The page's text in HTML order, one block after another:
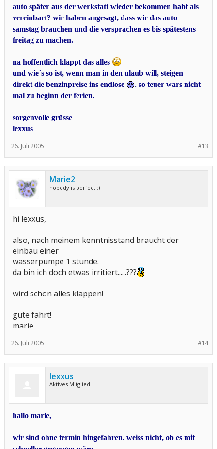
auto später aus der werkstatt wieder bekommen habt als
vereinbart? wir haben angesagt, dass wir das auto
samstag brauchen und die versprachen es bis spätestens
freitag zu machen.
na hoffentlich klappt das alles
und wie´s so ist, wenn man in den ulaub will, steigen
direkt die benzinpreise ins endlose
. so teuer wars nicht
mal zu beginn der ferien.
sorgenvolle grüsse
lexxus
#13
26. Juli 2005
Marie2
nobody is perfect ;)
hi lexxus,
also, nach meinem kenntnisstand braucht der
einbau einer
wasserpumpe 1 stunde.
da bin ich doch etwas irritiert......???
wird schon alles klappen!
gute fahrt!
marie
#14
26. Juli 2005
lexxus
Aktives Mitglied
hallo marie,
wir sind ohne termin hingefahren. weiss nicht, ob es mit